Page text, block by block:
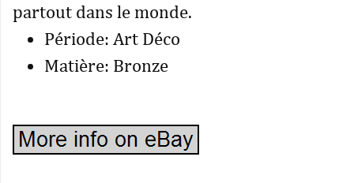
partout dans le monde.
Période: Art Déco
Matière: Bronze